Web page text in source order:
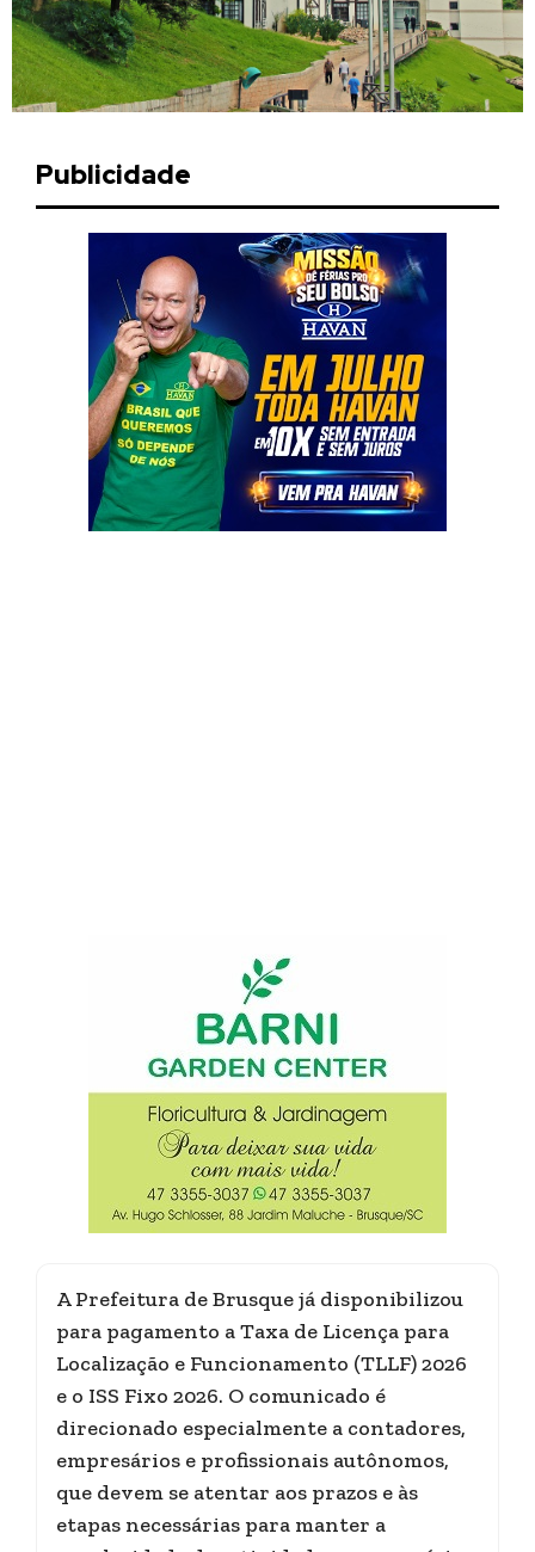
Publicidade
A Prefeitura de Brusque já disponibilizou
para pagamento a Taxa de Licença para
Localização e Funcionamento (TLLF) 2026
e o ISS Fixo 2026. O comunicado é
direcionado especialmente a contadores,
empresários e profissionais autônomos,
que devem se atentar aos prazos e às
etapas necessárias para manter a